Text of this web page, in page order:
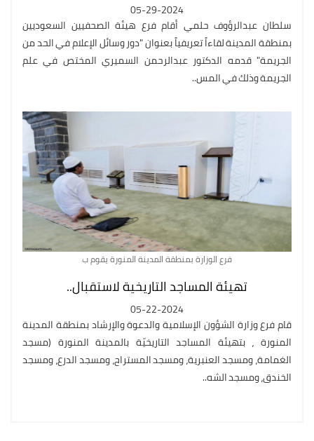
05-29-2024
سلطان عبدالرؤوف حلمي أقام فرع هيئة الصحفيين السعوديين
بمنطقة المدينة لقاءاً تعريفياً بعنوان "دور وسائل الإعلام في الحد من
الجريمة" قدمه الدكتور عبدالرحمن السميري المختص في علم
الجريمة وذلك في المس..
فرع الوزارة بمنطقة المدينة المنورة يقوم ب
تهيئة المساجد التاريخية لاستقبال..
05-22-2024
قام فرع وزارة الشؤون الإسلامية والدعوة والإرشاد بمنطقة المدينة
المنورة ، بتهيئة المساجد التاريخيّة بالمدينة المنورة (مسجد
الغمامة، ومسجد العنبرية، ومسجد المستراح، ومسجد الدرع، ومسجد
الخندق، ومسجد الشه..